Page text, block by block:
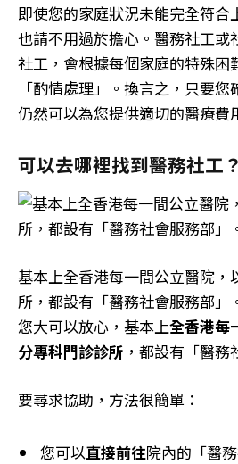
即使您的家庭狀況未能完全符合
也請不用過於擔心。醫務社工或
社工，會根據每個家庭的特殊困
「酌情處理」。換言之，只要
仍然可以為您提供適切的醫療費
可以去哪裡找到醫務社工？
基本上全香港每一間公立醫院，
所，都設有「醫務社會服務部」
您大可以放心，基本上全香港每
分專科門診診所 ，都設有「醫務
要尋求協助，方法很簡單：
您可以直接前往院內的「醫